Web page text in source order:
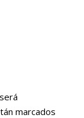
marcados